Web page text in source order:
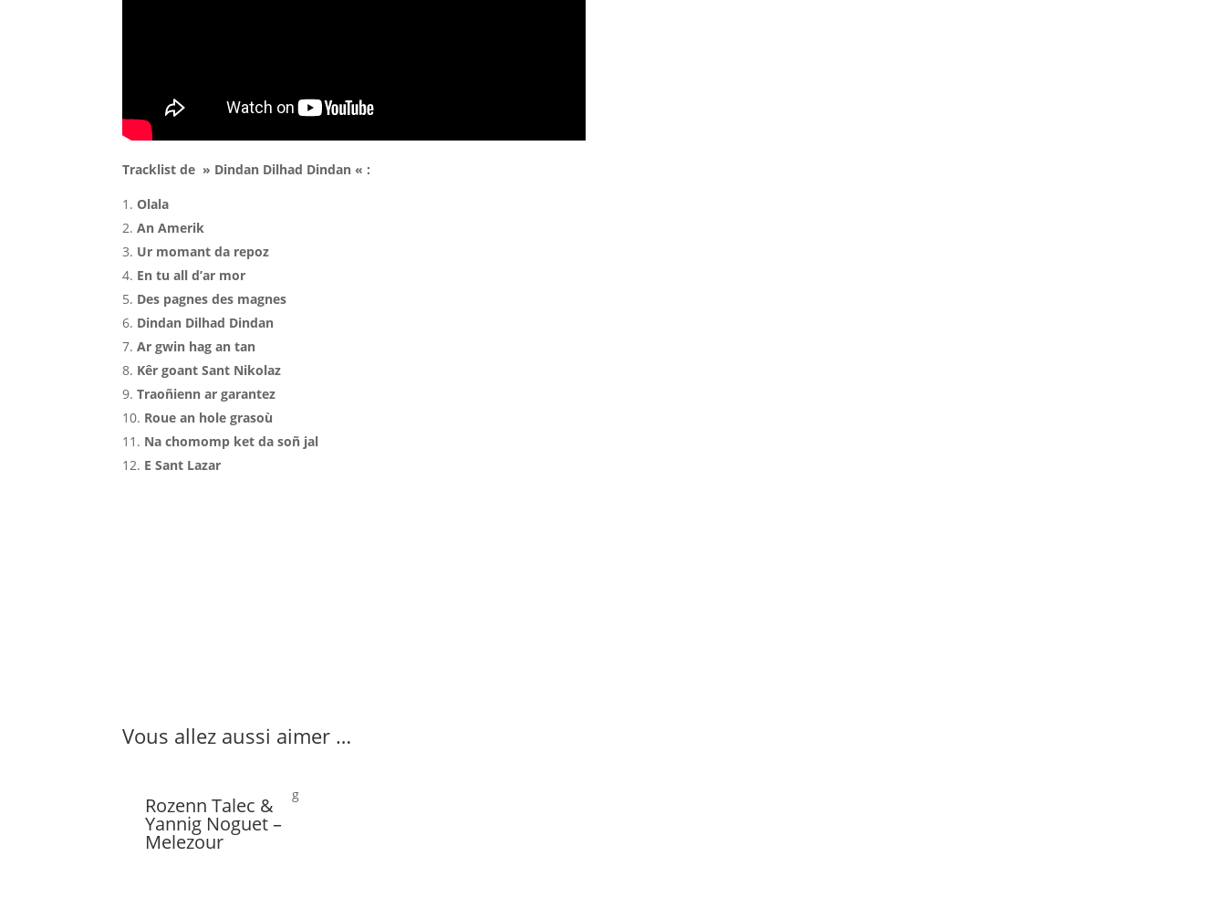
Tracklist de » Dindan Dilhad Dindan « :
Olala
An Amerik
Ur momant da repoz
En tu all d’ar mor
Des pagnes des magnes
Dindan Dilhad Dindan
Ar gwin hag an tan
Kêr goant Sant Nikolaz
Traoñienn ar garantez
Roue an hole grasoù
Na chomomp ket da soñ jal
E Sant Lazar
Vous allez aussi aimer …
Rozenn Talec &
Yannig Noguet –
Melezour